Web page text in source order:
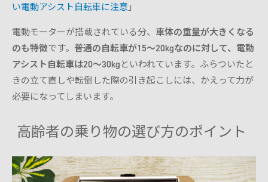
い電動アシスト自転車に注意 」
電動モーターが搭載されている分、 車体の重量が大きくなる
のも特徴です。 普通の自転車が15～20kgなのに対して、電動
アシスト自転車は20～30kg といわれています。ふらついたと
きの立て直しや転倒した際の引き起こしには、かえって力が
必要になってしまいます。
高齢者の乗り物の選び方のポイント